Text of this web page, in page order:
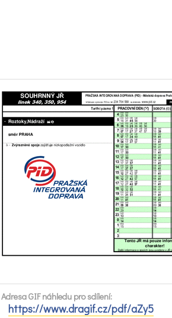
Adresa GIF náhledu pro sdílení:
https://www.dragif.cz/pdf/aZy5